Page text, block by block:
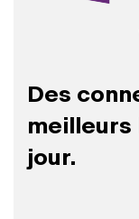
Des
meilleurs
jour.